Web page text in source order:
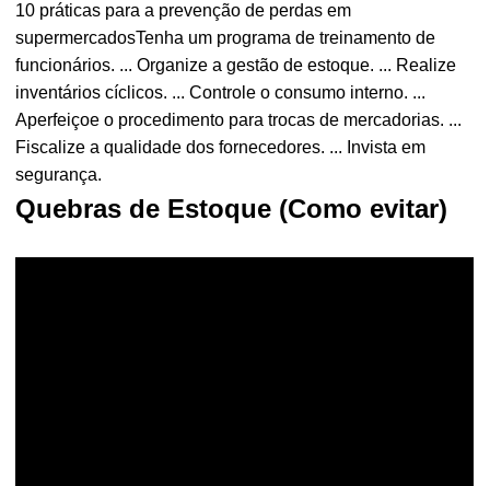
10 práticas para a prevenção de perdas em
supermercadosTenha um programa de treinamento de
funcionários. ... Organize a gestão de estoque. ... Realize
inventários cíclicos. ... Controle o consumo interno. ...
Aperfeiçoe o procedimento para trocas de mercadorias. ...
Fiscalize a qualidade dos fornecedores. ... Invista em
segurança.
Quebras de Estoque (Como evitar)